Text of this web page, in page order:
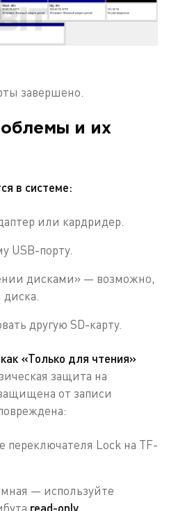
завершено.
и их
в системе:
или кардридер.
USB-порту.
дисками» — возможно,
диска.
другую SD-карту.
«Только для чтения»
защита на
от записи
переключателя Lock на TF-
— используйте
read-only.